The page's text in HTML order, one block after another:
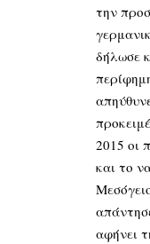
την
δήλωσε
2015 οι
και το
αφήνει